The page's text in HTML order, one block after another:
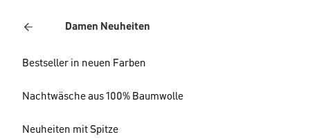
Damen Neuheiten
Bestseller in neuen Farben
Nachtwäsche aus 100% Baumwolle
Neuheiten mit Spitze